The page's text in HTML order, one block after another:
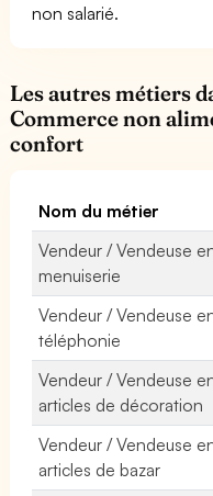
non salarié.
Les autres métiers
Commerce non
confort
Nom du métier
Vendeur / Vendeuse
menuiserie
Vendeur / Vendeuse
téléphonie
Vendeur / Vendeuse
articles de décoration
Vendeur / Vendeuse
articles de bazar